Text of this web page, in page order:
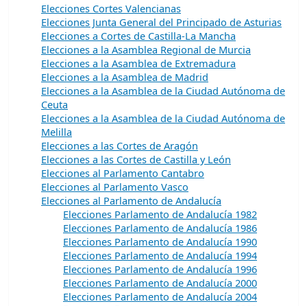
Elecciones Cortes Valencianas
Elecciones Junta General del Principado de Asturias
Elecciones a Cortes de Castilla-La Mancha
Elecciones a la Asamblea Regional de Murcia
Elecciones a la Asamblea de Extremadura
Elecciones a la Asamblea de Madrid
Elecciones a la Asamblea de la Ciudad Autónoma de
Ceuta
Elecciones a la Asamblea de la Ciudad Autónoma de
Melilla
Elecciones a las Cortes de Aragón
Elecciones a las Cortes de Castilla y León
Elecciones al Parlamento Cantabro
Elecciones al Parlamento Vasco
Elecciones al Parlamento de Andalucía
Elecciones Parlamento de Andalucía 1982
Elecciones Parlamento de Andalucía 1986
Elecciones Parlamento de Andalucía 1990
Elecciones Parlamento de Andalucía 1994
Elecciones Parlamento de Andalucía 1996
Elecciones Parlamento de Andalucía 2000
Elecciones Parlamento de Andalucía 2004